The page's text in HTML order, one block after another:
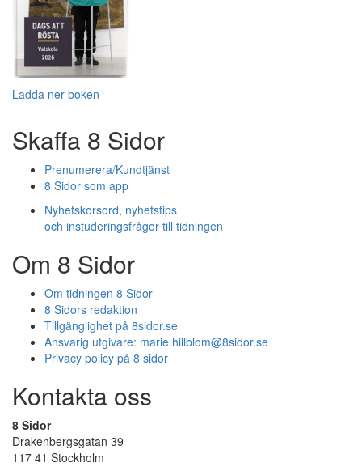
Ladda ner boken
Skaffa 8 Sidor
Prenumerera/Kundtjänst
8 Sidor som app
Nyhetskorsord, nyhetstips
och instuderingsfrågor till tidningen
Om 8 Sidor
Om tidningen 8 Sidor
8 Sidors redaktion
Tillgänglighet på 8sidor.se
Ansvarig utgivare: marie.hillblom@8sidor.se
Privacy policy på 8 sidor
Kontakta oss
8 Sidor
Drakenbergsgatan 39
117 41 Stockholm